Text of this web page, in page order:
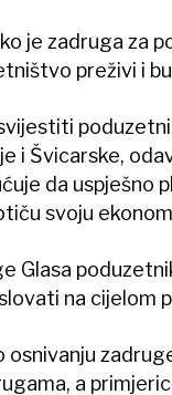
je zadruga za
preživi i
i Švicarske,
da uspješno
svoju
Glasa
na cijelom
osnivanju
a